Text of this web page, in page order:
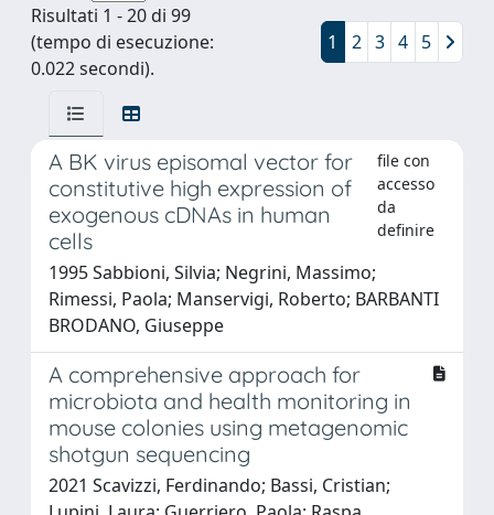
Risultati 1 - 20 di 99
(tempo di esecuzione:
0.022 secondi).
1 2 3 4 5
A BK virus episomal vector for
constitutive high expression of
exogenous cDNAs in human
cells
file con
accesso
da
definire
1995 Sabbioni, Silvia; Negrini, Massimo;
Rimessi, Paola; Manservigi, Roberto; BARBANTI
BRODANO, Giuseppe
A comprehensive approach for
microbiota and health monitoring in
mouse colonies using metagenomic
shotgun sequencing
2021 Scavizzi, Ferdinando; Bassi, Cristian;